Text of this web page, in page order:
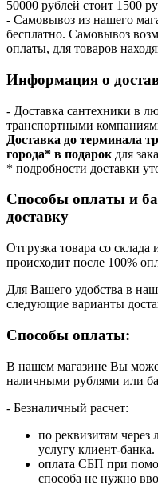
50000 рублей стоит 1500
- Самовывоз из нашего
бесплатно. Самовывоз
оплаты, для товаров
Информация о
- Доставка сантехники в
транспортными
Доставка до терминала
города* в подарок для
* подробности доставки
Способы оплаты и
доставку
Отгрузка товара со склада
происходит после 100%
Для Вашего удобства в
следующие варианты
Способы оплаты:
В нашем магазине Вы
наличными рублями или
- Безналичный расчет:
по реквизитам
услугу клиент-банка.
оплата СБП при
способа не нужно